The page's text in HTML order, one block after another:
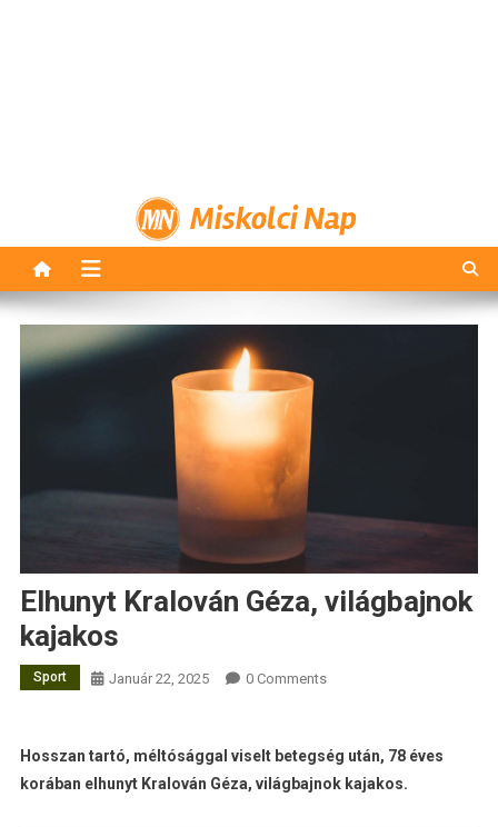
Miskolci Nap
Elhunyt Kralován Géza, világbajnok
kajakos
Sport Január 22, 2025 0 Comments
Hosszan tartó, méltósággal viselt betegség után, 78 éves
korában elhunyt Kralován Géza, világbajnok kajakos.